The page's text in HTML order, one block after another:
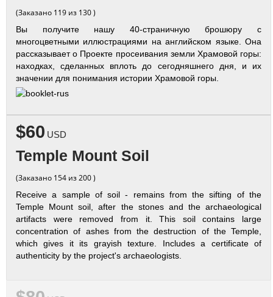
(Заказано 119 из 130 )
Вы получите нашу 40-страничную брошюру с
многоцветными иллюстрациями на английском языке. Она
рассказывает о Проекте просеивания земли Храмовой горы:
находках, сделанных вплоть до сегодняшнего дня, и их
значении для понимания истории Храмовой горы.
$60 USD
Temple Mount Soil
(Заказано 154 из 200 )
Receive a sample of soil - remains from the sifting of the
Temple Mount soil, after the stones and the archaeological
artifacts were removed from it. This soil contains large
concentration of ashes from the destruction of the Temple,
which gives it its grayish texture. Includes a certificate of
authenticity by the project's archaeologists.